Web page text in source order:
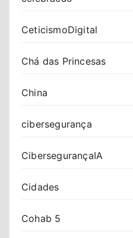
CeticismoDigital
Chá das Princesas
China
cibersegurança
CibersegurançaIA
Cidades
Cohab 5